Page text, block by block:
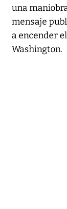
una
mensaje
a encender
Washington.